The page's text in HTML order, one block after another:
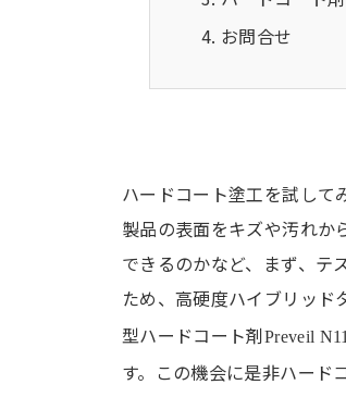
お問合せ
ハードコート塗工を試して
製品の表面をキズや汚れか
できるのかなど、まず、テ
ため、高硬度ハイブリッド
型ハードコート剤Preveil
す。この機会に是非ハード